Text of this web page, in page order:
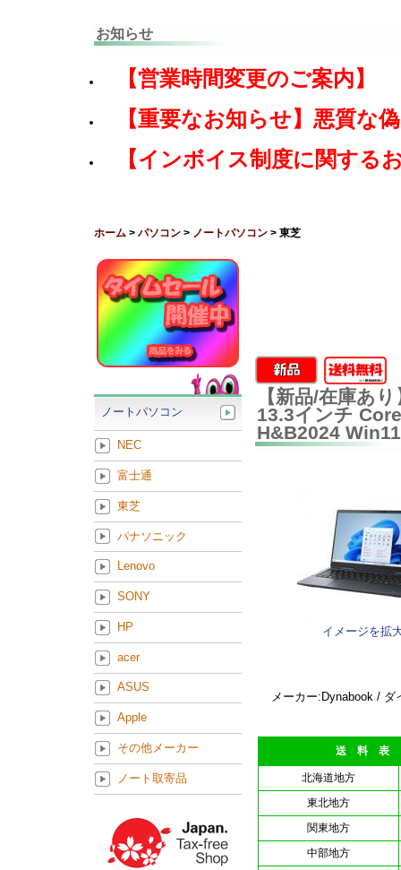
お知らせ
【営業時間変更のご案内】
【重要なお知らせ】悪質な
【インボイス制度に関する
ホーム > パソコン > ノートパソコン > 東芝
【新品/在庫あ
13.3インチ
H&B2024
イメージを拡
メーカー:Dynabook / ダ
送 料 表
北海道地方
東北地方
関東地方
中部地方
ノートパソコン
NEC
富士通
東芝
パナソニック
Lenovo
SONY
HP
acer
ASUS
Apple
その他メーカー
ノート取寄品